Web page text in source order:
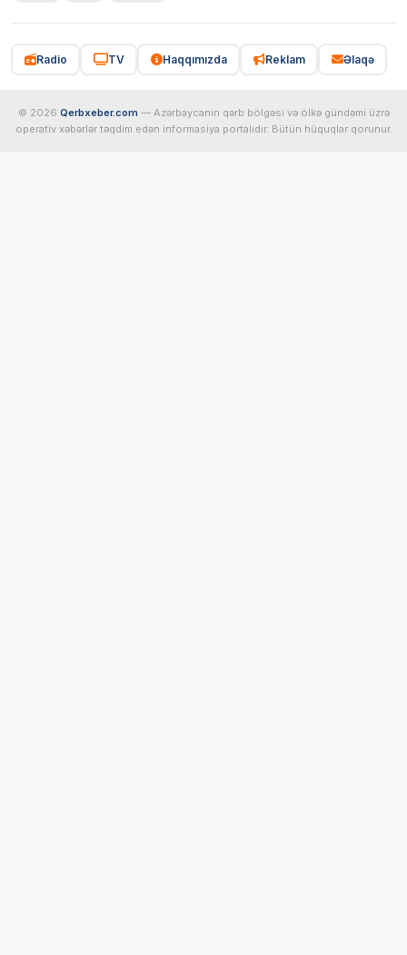
Radio TV Haqqımızda Reklam Əlaqə
© 2026 Qerbxeber.com — Azərbaycanın qərb bölgəsi və ölkə gündəmi üzrə
operativ xəbərlər təqdim edən informasiya portalıdır. Bütün hüquqlar qorunur.